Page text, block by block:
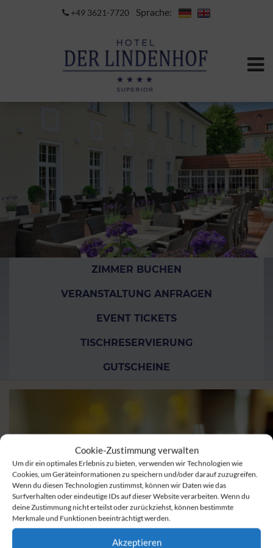
Cookie-Zustimmung verwalten
Um dir ein optimales Erlebnis zu bieten, verwenden wir Technologien wie
Cookies, um Geräteinformationen zu speichern und/oder darauf zuzugreifen.
Wenn du diesen Technologien zustimmst, können wir Daten wie das
Surfverhalten oder eindeutige IDs auf dieser Website verarbeiten. Wenn du
deine Zustimmung nicht erteilst oder zurückziehst, können bestimmte
Merkmale und Funktionen beeinträchtigt werden.
Akzeptieren
+49 3621-7720 Sprache:
ZIMMER BUCHEN
VERANSTALTUNG ANFRAGEN
EVENT TICKETS
TISCHRESERVIERUNG
GUTSCHEINE